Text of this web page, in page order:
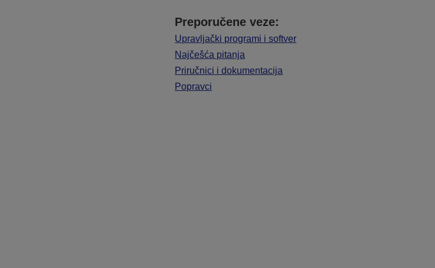
Preporučene veze:
Upravljački programi i softver
Najčešća pitanja
Priručnici i dokumentacija
Popravci